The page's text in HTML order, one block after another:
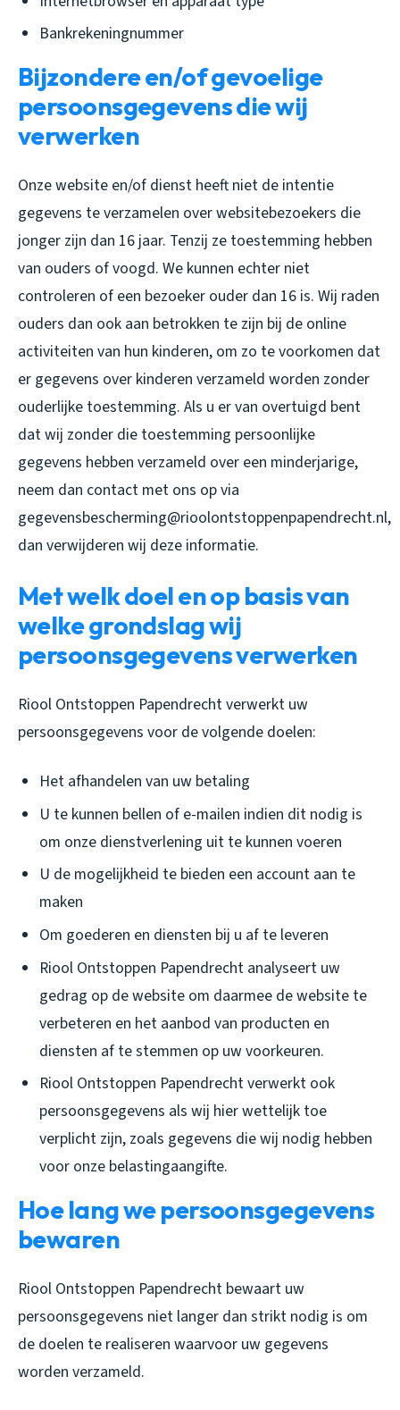
Bankrekeningnummer
Bijzondere en/of gevoelige
persoonsgegevens die wij
verwerken
Onze website en/of dienst heeft niet de intentie
gegevens te verzamelen over websitebezoekers die
jonger zijn dan 16 jaar. Tenzij ze toestemming hebben
van ouders of voogd. We kunnen echter niet
controleren of een bezoeker ouder dan 16 is. Wij raden
ouders dan ook aan betrokken te zijn bij de online
activiteiten van hun kinderen, om zo te voorkomen dat
er gegevens over kinderen verzameld worden zonder
ouderlijke toestemming. Als u er van overtuigd bent
dat wij zonder die toestemming persoonlijke
gegevens hebben verzameld over een minderjarige,
neem dan contact met ons op via
gegevensbescherming@rioolontstoppenpapendrecht.nl,
dan verwijderen wij deze informatie.
Met welk doel en op basis van
welke grondslag wij
persoonsgegevens verwerken
Riool Ontstoppen Papendrecht verwerkt uw
persoonsgegevens voor de volgende doelen:
Het afhandelen van uw betaling
U te kunnen bellen of e-mailen indien dit nodig is
om onze dienstverlening uit te kunnen voeren
U de mogelijkheid te bieden een account aan te
maken
Om goederen en diensten bij u af te leveren
Riool Ontstoppen Papendrecht analyseert uw
gedrag op de website om daarmee de website te
verbeteren en het aanbod van producten en
diensten af te stemmen op uw voorkeuren.
Riool Ontstoppen Papendrecht verwerkt ook
persoonsgegevens als wij hier wettelijk toe
verplicht zijn, zoals gegevens die wij nodig hebben
voor onze belastingaangifte.
Hoe lang we persoonsgegevens
bewaren
Riool Ontstoppen Papendrecht bewaart uw
persoonsgegevens niet langer dan strikt nodig is om
de doelen te realiseren waarvoor uw gegevens
worden verzameld.